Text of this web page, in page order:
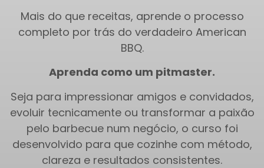
Mais do que receitas, aprende o processo
completo por trás do verdadeiro American
BBQ.
Aprenda como um pitmaster.
Seja para impressionar amigos e convidados,
evoluir tecnicamente ou transformar a paixão
pelo barbecue num negócio, o curso foi
desenvolvido para que cozinhe com método,
clareza e resultados consistentes.